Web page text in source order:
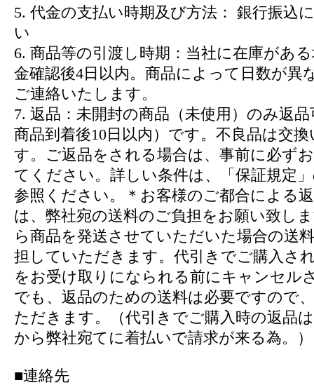
5. 代金の支払い時期及び方法： 銀行振込
い
6. 商品等の引渡し時期：当社に在庫があ
金確認後4日以内。商品によって日数が異
ご連絡いたします。
7. 返品：未開封の商品（未使用）のみ返
商品到着後10日以内）です。不良品は交
す。ご返品をされる場合は、事前に必ず
てください。詳しい条件は、「保証規定
参照ください。＊お客様のご都合による
は、弊社宛の送料のご負担をお願い致し
ら商品を発送させていただいた場合の送
担していただきます。代引きでご購入さ
をお受け取りになられる前にキャンセル
でも、返品のための送料は必要ですので
ただきます。（代引きでご購入時の返品
から弊社宛てに着払いで請求が来る為。）
■連絡先